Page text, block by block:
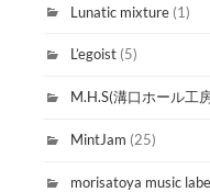
Lunatic mixture (1)
L’egoist (5)
M.H.S(溝口ホール工房
MintJam (25)
morisatoya music